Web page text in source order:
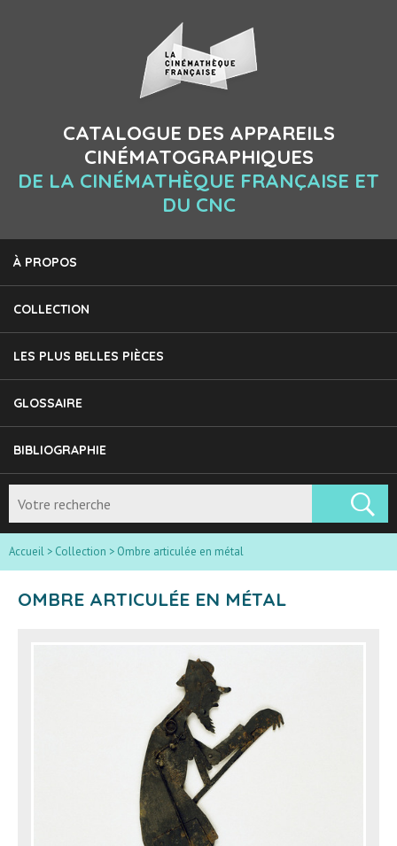
CATALOGUE DES APPAREILS
CINÉMATOGRAPHIQUES
DE LA CINÉMATHÈQUE FRANÇAISE ET
DU CNC
À PROPOS
COLLECTION
LES PLUS BELLES PIÈCES
GLOSSAIRE
BIBLIOGRAPHIE
Accueil > Collection > Ombre articulée en métal
OMBRE ARTICULÉE EN MÉTAL